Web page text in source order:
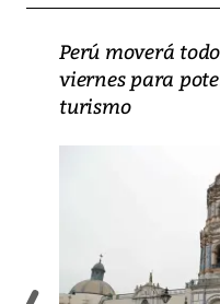
Perú moverá
viernes para
turismo